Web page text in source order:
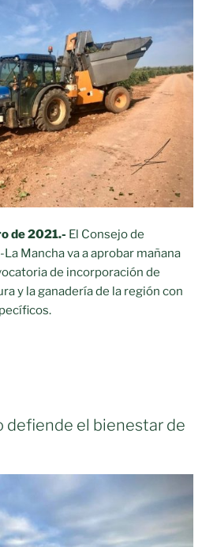
de 2021.- El Consejo de
Mancha va a aprobar mañana
de incorporación de
y la ganadería de la región con
defiende el bienestar de